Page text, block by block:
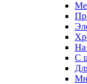
На
С